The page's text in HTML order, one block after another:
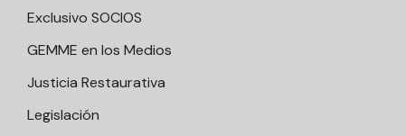
Exclusivo SOCIOS
GEMME en los Medios
Justicia Restaurativa
Legislación